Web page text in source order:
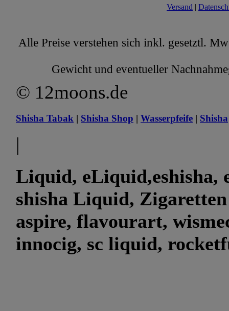
Versand |
Alle Preise verstehen sich inkl. gesetztl.
Gewicht und eventueller
© 12moons.de
Shisha Tabak | Shisha Shop | Wasserpfeife | Shisha
|
Liquid, eLiquid,eshisha,
shisha Liquid,
aspire, flavourart,
innocig, sc liquid,